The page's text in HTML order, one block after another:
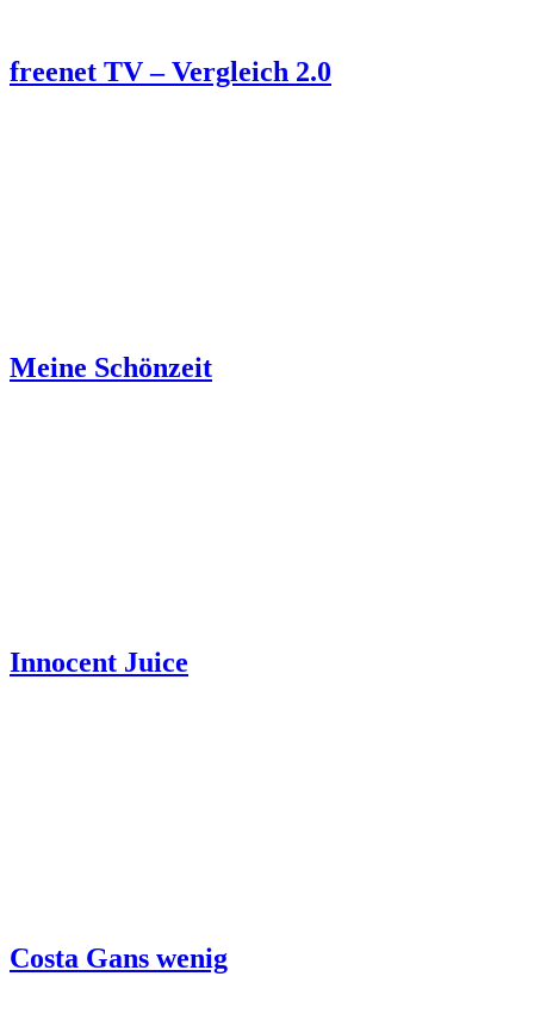
freenet TV – Vergleich 2.0
Meine Schönzeit
Innocent Juice
Costa Gans wenig